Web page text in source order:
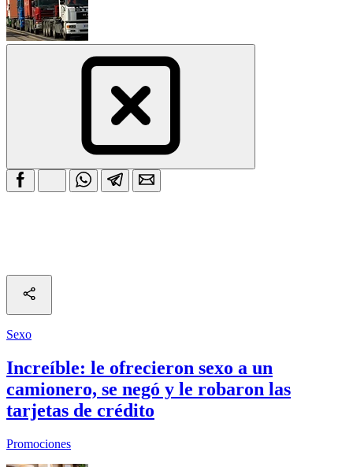
Sexo
Increíble: le ofrecieron sexo a un
camionero, se negó y le robaron las
tarjetas de crédito
Promociones